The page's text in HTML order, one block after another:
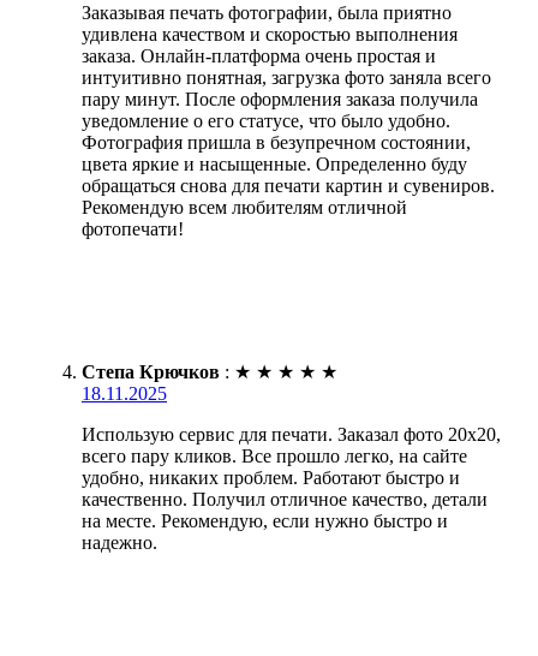
Заказывая печать фотографии, была приятно
удивлена качеством и скоростью выполнения
заказа. Онлайн-платформа очень простая и
интуитивно понятная, загрузка фото заняла всего
пару минут. После оформления заказа получила
уведомление о его статусе, что было удобно.
Фотография пришла в безупречном состоянии,
цвета яркие и насыщенные. Определенно буду
обращаться снова для печати картин и сувениров.
Рекомендую всем любителям отличной
фотопечати!
Степа Крючков : ★ ★ ★ ★ ★
18.11.2025
Использую сервис для печати. Заказал фото 20х20,
всего пару кликов. Все прошло легко, на сайте
удобно, никаких проблем. Работают быстро и
качественно. Получил отличное качество, детали
на месте. Рекомендую, если нужно быстро и
надежно.